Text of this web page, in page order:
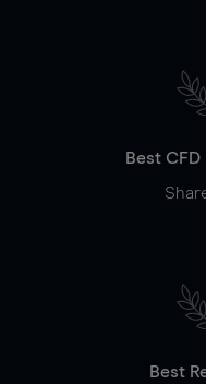
Best
Best